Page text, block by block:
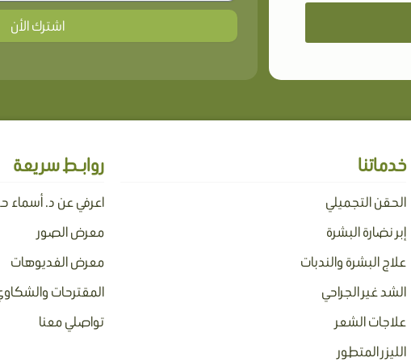
اشترك الأن
خدماتنا
الحقن التجميلي
إبر نضارة البشرة
علاج البشرة والندبات
الشد غير الجراحي
علاجات الشعر
الليزر المتطور
روابـط سريعة
اعرفي عن د. أسماء
معرض الصور
معرض الفديوهات
المقترحات
تواصلي معنا